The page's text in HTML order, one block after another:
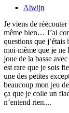
Alwijn
Je viens de
même bien… J’ai
questions que
moi-même que je ne
joue de la basse
est rare que je sois
une des petites
beaucoup mon jeu
ça que je colle un
n’entend rien....